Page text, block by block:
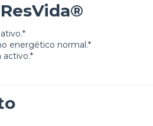
energético normal.*